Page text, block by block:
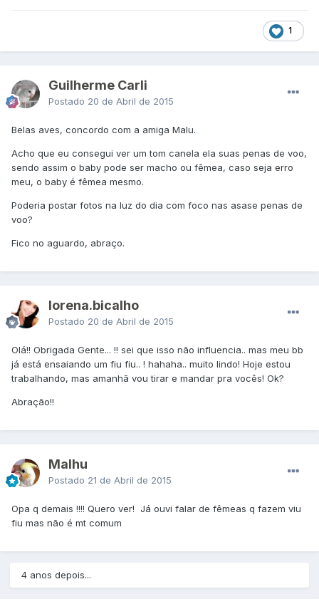
1
Guilherme Carli
Postado 20 de Abril de 2015
Belas aves, concordo com a amiga Malu.
Acho que eu consegui ver um tom canela ela suas penas de voo,
sendo assim o baby pode ser macho ou fêmea, caso seja erro
meu, o baby é fêmea mesmo.
Poderia postar fotos na luz do dia com foco nas asase penas de
voo?
Fico no aguardo, abraço.
lorena.bicalho
Postado 20 de Abril de 2015
Olá!! Obrigada Gente... !! sei que isso não influencia.. mas meu bb
já está ensaiando um fiu fiu.. ! hahaha.. muito lindo! Hoje estou
trabalhando, mas amanhã vou tirar e mandar pra vocês! Ok?
Abração!!
Malhu
Postado 21 de Abril de 2015
Opa q demais !!!! Quero ver! Já ouvi falar de fêmeas q fazem viu
fiu mas não é mt comum
4 anos depois...